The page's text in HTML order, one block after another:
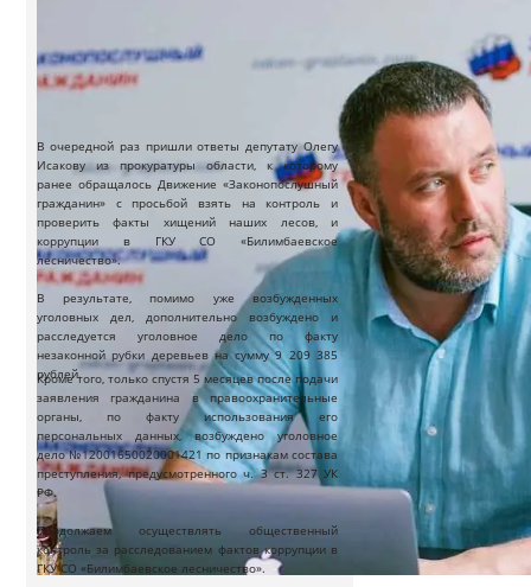
Кроме того, только спустя 5 месяцев после подачи
заявления гражданина в правоохранительные
органы, по факту использования его
персональных данных, возбуждено уголовное
дело №12001650020001421 по признакам состава
преступления, предусмотренного ч. 3 ст. 327 УК
РФ.
Продолжаем осуществлять общественный
контроль за расследованием фактов коррупции в
ГКУ СО «Билимбаевское лесничество».
О новых фактах коррупции при
В очередной раз пришли ответы депутату Олегу
Исакову из прокуратуры области, к которому
ранее обращалось Движение «Законопослушный
гражданин» с просьбой взять на контроль и
проверить факты хищений наших лесов, и
коррупции в ГКУ СО «Билимбаевское
лесничество».
В результате, помимо уже возбужденных
уголовных дел, дополнительно возбуждено и
расследуется уголовное дело по факту
незаконной рубки деревьев на сумму 9 209 385
рублей.